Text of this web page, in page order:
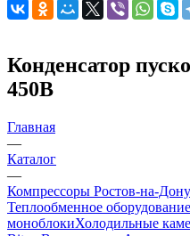
Конденсатор
450В
Главная
—
Каталог
—
Компрессоры Ростов-на-Дону
Теплообменное оборудование
моноблокиХолодильные